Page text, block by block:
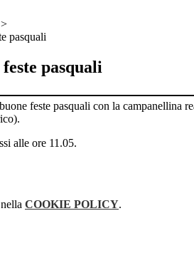
>
pasquali
pasquali
feste pasquali con la campanellina
alle ore 11.05.
COOKIE POLICY.